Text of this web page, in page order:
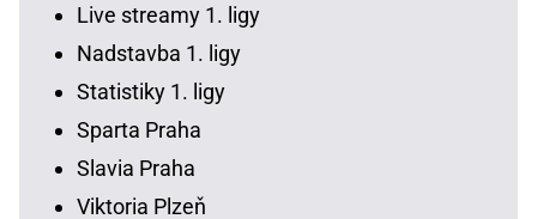
Live streamy 1. ligy
Nadstavba 1. ligy
Statistiky 1. ligy
Sparta Praha
Slavia Praha
Viktoria Plzeň